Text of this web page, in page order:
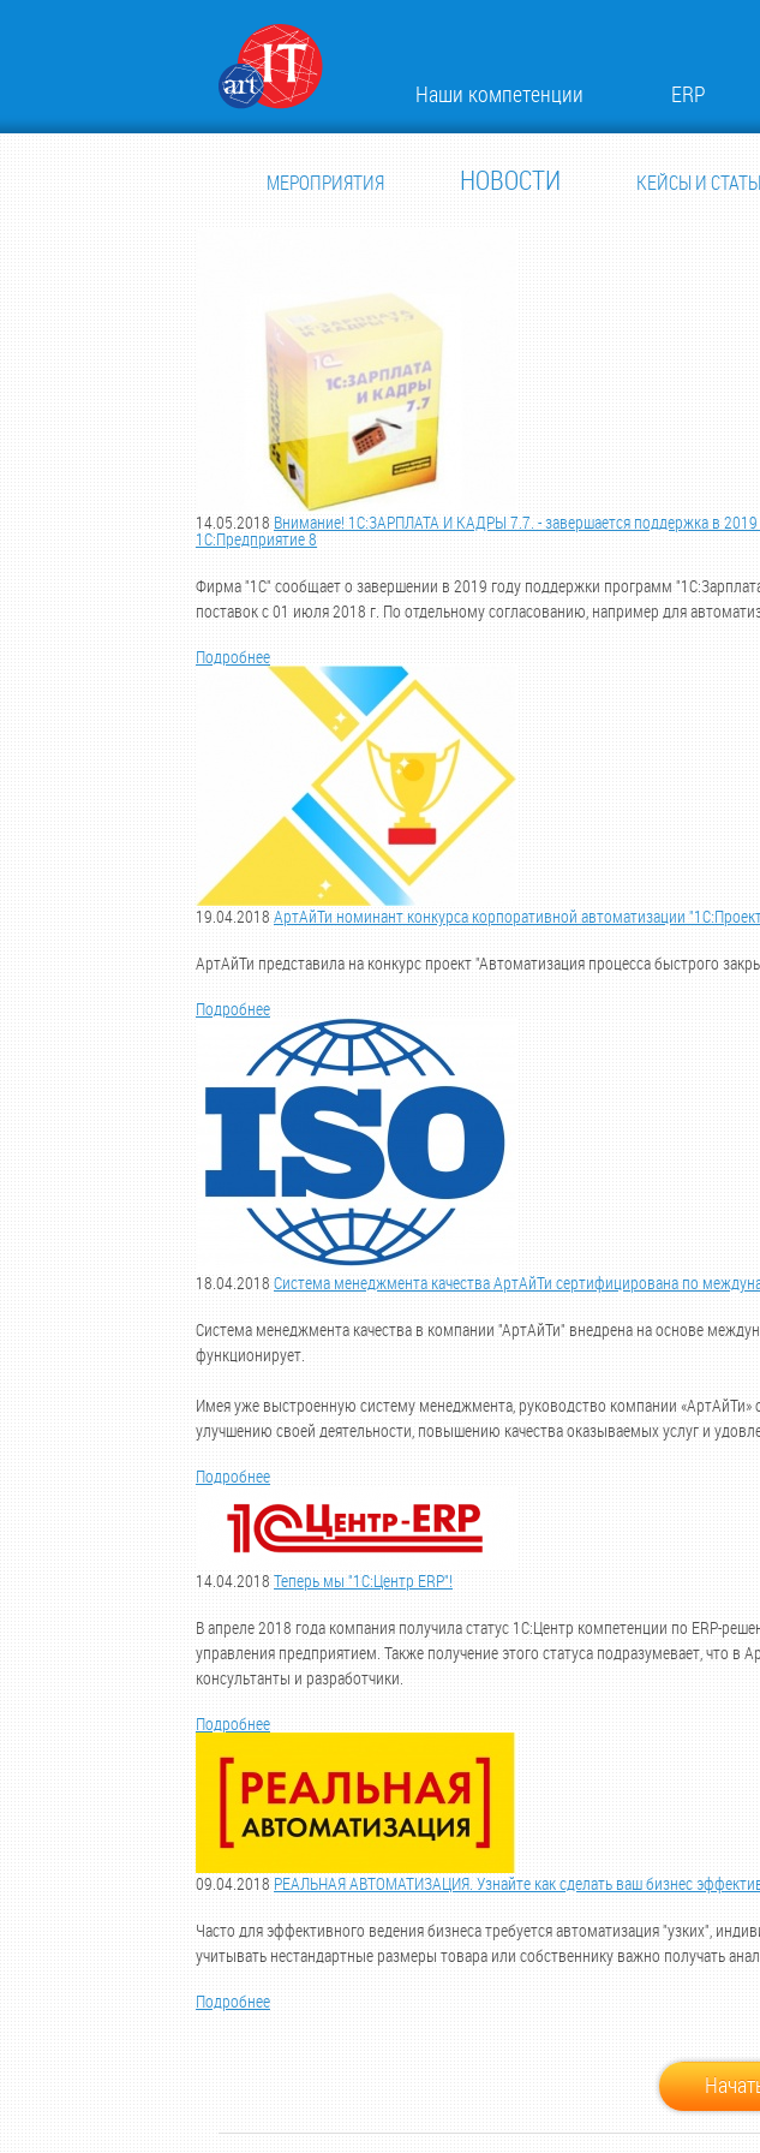
Наши компетенции ERP
МЕРОПРИЯТИЯ НОВОСТИ КЕЙСЫ И
14.05.2018 Внимание! 1С:ЗАРПЛАТА И КАДРЫ 7.7. - завершается поддержка в
1С:Предприятие 8
Фирма "1С" сообщает о завершении в 2019 году поддержки программ
поставок с 01 июля 2018 г. По отдельному согласованию, например для
Подробнее
19.04.2018 АртАйТи номинант конкурса корпоративной автоматизации
АртАйТи представила на конкурс проект "Автоматизация процесса быстрого
Подробнее
18.04.2018 Система менеджмента качества АртАйТи сертифицирована по
Система менеджмента качества в компании "АртАйТи" внедрена на основе
функционирует.
Имея уже выстроенную систему менеджмента, руководство компании
улучшению своей деятельности, повышению качества оказываемых услуг и
Подробнее
14.04.2018 Теперь мы "1С:Центр ERP"!
В апреле 2018 года компания получила статус 1С:Центр компетенции по ERP-
управления предприятием. Также получение этого статуса подразумевает, что
консультанты и разработчики.
Подробнее
09.04.2018 РЕАЛЬНАЯ АВТОМАТИЗАЦИЯ. Узнайте как сделать ваш бизнес
Часто для эффективного ведения бизнеса требуется автоматизация "узких",
учитывать нестандартные размеры товара или собственнику важно получать
Подробнее